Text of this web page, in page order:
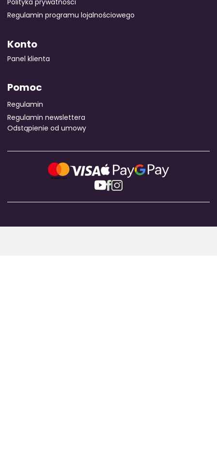
Polityka prywatności
Regulamin programu lojalnościowego
Konto
Panel klienta
Pomoc
Regulamin
Regulamin newslettera
Odstąpienie od umowy